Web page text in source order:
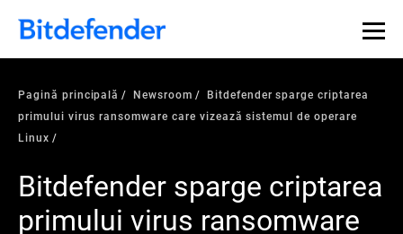
Pagină principală Newsroom
Bitdefender sparge criptarea
primului virus ransomware care vizează sistemul de operare
Linux
Bitdefender sparge criptarea
primului virus ransomware